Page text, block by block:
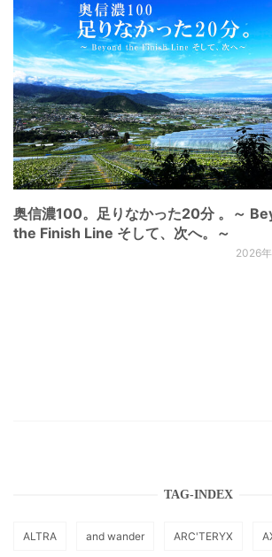
奥信濃100。足りなかった20分 。～
the Finish Line そして、次へ。～
2026
TAG-INDEX
ALTRA and wander ARC'TERYX